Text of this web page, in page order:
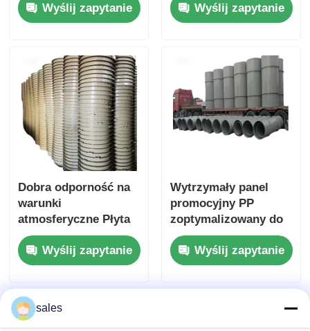
sztucznych o
gęstości 0,9 Gcm3,
zewnętrznej i
rozwiązań
sygnalizacyjnych
Wyślij zapytanie
trwałości i dobrej
odporności na
wydajność w
środowiskach
zewnętrznych
Wyślij zapytanie
Dobra odporność na
warunki
atmosferyczne Płyta
marketingowa PP o
grubości 3 mm
Mocny, lekki materiał
ekspozycji
marketingowych i
Wyślij zapytanie
Wytrzymały panel
promocyjny PP
zoptymalizowany do
projektów
reklamowych w
pomieszczeniach
Wyślij zapytanie
sales